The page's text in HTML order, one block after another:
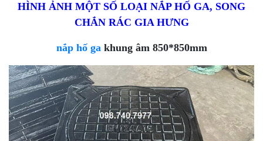
HÌNH ẢNH MỘT SỐ LOẠI NẮP HỐ GA, SONG
CHẮN RÁC GIA HƯNG
nắp hố gakhung âm 850*850mm